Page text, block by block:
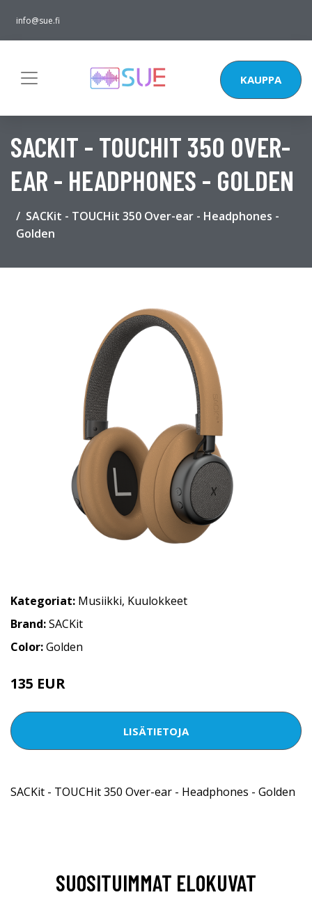
info@sue.fi
KAUPPA
SACKIT - TOUCHIT 350 OVER-
EAR - HEADPHONES - GOLDEN
SACKit - TOUCHit 350 Over-ear - Headphones -
Golden
Kategoriat: Musiikki, Kuulokkeet
Brand:SACKit
Color:Golden
135 EUR
LISÄTIETOJA
SACKit - TOUCHit 350 Over-ear - Headphones - Golden
SUOSITUIMMAT ELOKUVAT